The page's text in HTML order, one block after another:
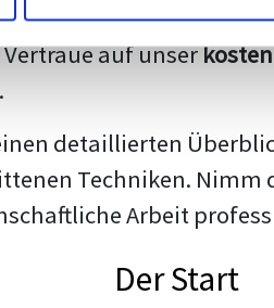
Unsere erfahrenen
auf unser
detaillierten
Techniken.
Arbeit
Der Start